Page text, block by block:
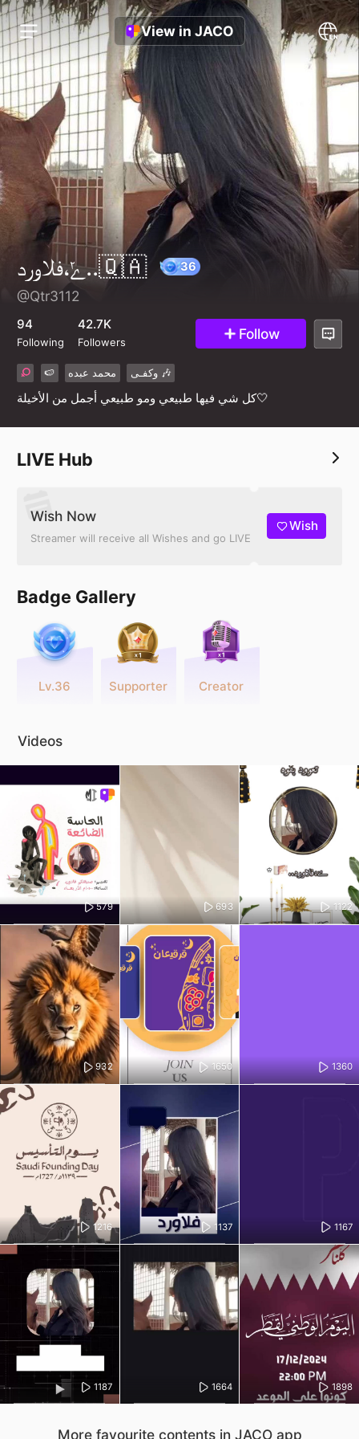
View in JACO
ݺ،فلاورد..🇶🇦
@Qtr3112
94
Following
42.7K
Followers Follow
🍉 محمد عبده وكفـى 🎶
كل شي فيها طبيعي ومو طبيعي أجمل من الأخيلة🤍
LIVE Hub
Wish Now
Streamer will receive all Wishes and go LIVE
Wish
Badge Gallery
Lv.36 Supporter Creator
Videos
579 693 1122
932 1650 1360
1216 1137 1167
1187 1664 1898
More favourite contents in JACO app